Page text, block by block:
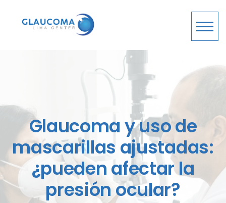
Glaucoma y uso de
mascarillas ajustadas:
¿pueden afectar la
presión ocular?